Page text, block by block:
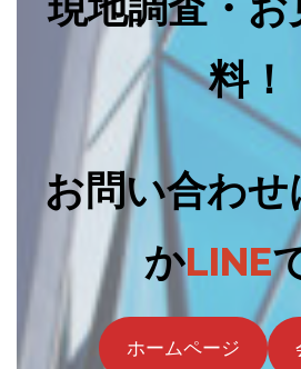
料！
お問い合わせ
かLINE
ホームページ